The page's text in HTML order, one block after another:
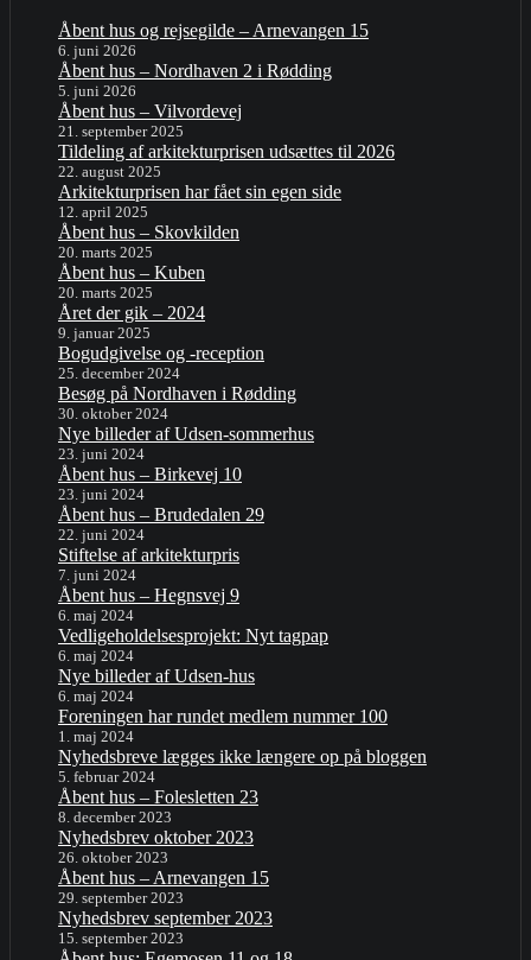
Åbent hus og rejsegilde – Arnevangen 15
6. juni 2026
Åbent hus – Nordhaven 2 i Rødding
5. juni 2026
Åbent hus – Vilvordevej
21. september 2025
Tildeling af arkitekturprisen udsættes til 2026
22. august 2025
Arkitekturprisen har fået sin egen side
12. april 2025
Åbent hus – Skovkilden
20. marts 2025
Åbent hus – Kuben
20. marts 2025
Året der gik – 2024
9. januar 2025
Bogudgivelse og -reception
25. december 2024
Besøg på Nordhaven i Rødding
30. oktober 2024
Nye billeder af Udsen-sommerhus
23. juni 2024
Åbent hus – Birkevej 10
23. juni 2024
Åbent hus – Brudedalen 29
22. juni 2024
Stiftelse af arkitekturpris
7. juni 2024
Åbent hus – Hegnsvej 9
6. maj 2024
Vedligeholdelsesprojekt: Nyt tagpap
6. maj 2024
Nye billeder af Udsen-hus
6. maj 2024
Foreningen har rundet medlem nummer 100
1. maj 2024
Nyhedsbreve lægges ikke længere op på bloggen
5. februar 2024
Åbent hus – Folesletten 23
8. december 2023
Nyhedsbrev oktober 2023
26. oktober 2023
Åbent hus – Arnevangen 15
29. september 2023
Nyhedsbrev september 2023
15. september 2023